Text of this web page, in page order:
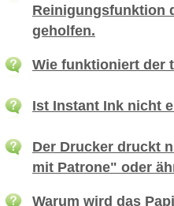
Reinigungsfunktion
geholfen.
Wie funktioniert der
Ist Instant Ink nicht
Der Drucker druckt
mit Patrone" oder
Warum wird das